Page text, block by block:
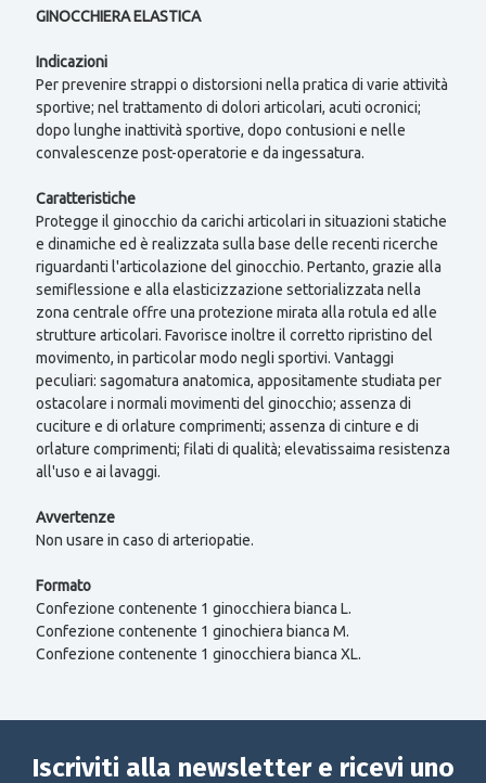
GINOCCHIERA ELASTICA
Indicazioni
Per prevenire strappi o distorsioni nella pratica di varie attività
sportive; nel trattamento di dolori articolari, acuti ocronici;
dopo lunghe inattività sportive, dopo contusioni e nelle
convalescenze post-operatorie e da ingessatura.
Caratteristiche
Protegge il ginocchio da carichi articolari in situazioni statiche
e dinamiche ed è realizzata sulla base delle recenti ricerche
riguardanti l'articolazione del ginocchio. Pertanto, grazie alla
semiflessione e alla elasticizzazione settorializzata nella
zona centrale offre una protezione mirata alla rotula ed alle
strutture articolari. Favorisce inoltre il corretto ripristino del
movimento, in particolar modo negli sportivi. Vantaggi
peculiari: sagomatura anatomica, appositamente studiata per
ostacolare i normali movimenti del ginocchio; assenza di
cuciture e di orlature comprimenti; assenza di cinture e di
orlature comprimenti; filati di qualità; elevatissaima resistenza
all'uso e ai lavaggi.
Avvertenze
Non usare in caso di arteriopatie.
Formato
Confezione contenente 1 ginocchiera bianca L.
Confezione contenente 1 ginochiera bianca M.
Confezione contenente 1 ginocchiera bianca XL.
Iscriviti alla newsletter e ricevi uno